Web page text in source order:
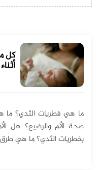
كل
ما هي فطريات الثدي؟ ما
صحة الأم والرضيع؟ هل
بفطريات الثدي؟ ما هي طرق